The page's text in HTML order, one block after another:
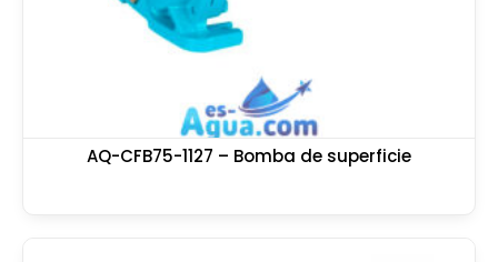
AQ-CFB75-1127 – Bomba de superficie